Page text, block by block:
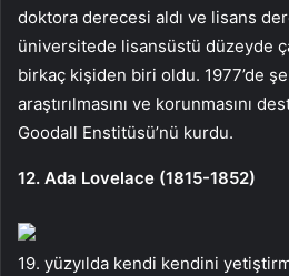
doktora derecesi aldı ve lisans
üniversitede lisansüstü düzeyde
birkaç kişiden biri oldu. 1977’de
araştırılmasını ve korunmasını
Goodall Enstitüsü’nü kurdu.
12. Ada Lovelace (1815-1852)
19. yüzyılda kendi kendini